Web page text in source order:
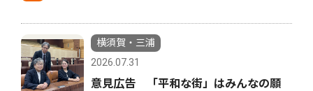
横須賀・三浦
2026.07.31
意見広告 「平和な街」はみんなの願